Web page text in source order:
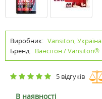
Виробник: Vansiton, Україна
Бренд: Вансітон / Vansiton®
5 відгуків
В наявності